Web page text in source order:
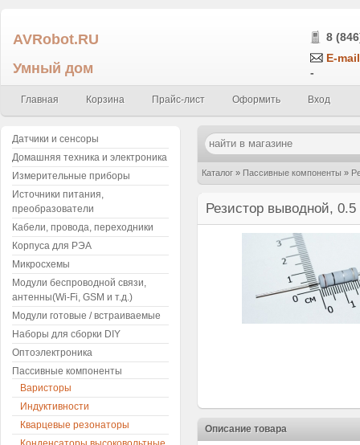
AVRobot.RU
Умный дом
8
E-
-
Главная Корзина Прайс-лист Оформить Вход
Каталог » Пассивные компоненты »
Резистор выводной,
Описание товара
Датчики и сенсоры
Домашняя техника и электроника
Измерительные приборы
Источники питания,
преобразователи
Кабели, провода, переходники
Корпуса для РЭА
Микросхемы
Модули беспроводной связи,
антенны(Wi-Fi, GSM и т.д.)
Модули готовые / встраиваемые
Наборы для сборки DIY
Оптоэлектроника
Пассивные компоненты
Варисторы
Индуктивности
Кварцевые резонаторы